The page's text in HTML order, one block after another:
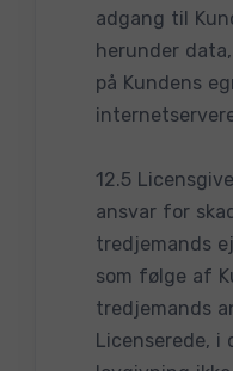
adgang til
herunder
på Kundens
12.5
ansvar for
tredjemands
som følge af
tredjemands
Licenserede,